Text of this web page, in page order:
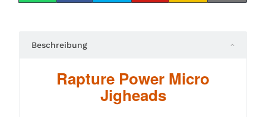
Beschreibung
Rapture Power Micro
Jigheads